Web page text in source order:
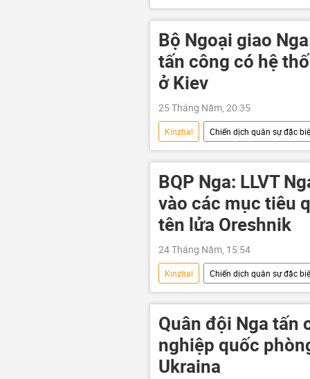
LNR
DNR Oreshnik
Thế giới
Bộ Ngoại giao
tấn công có hệ
ở Kiev
25 Tháng Năm, 20:35
Kinzhal Chiến dịch quân sự đặc
Thế giới
Kiev
Vladimir Putin
LNR
BQP Nga: LLVT
vào các mục tiêu
tên lửa Oreshnik
24 Tháng Năm, 15:54
Kinzhal Chiến dịch quân sự đặc
Bộ Quốc phòng Nga
Quân
Tên lửa "Iskander"
Zircon
Ukraina
Quân đội Nga tấn
nghiệp quốc
Ukraina